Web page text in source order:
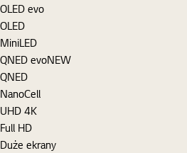
OLED evo
OLED
MiniLED
QNED evoNEW
QNED
NanoCell
UHD 4K
Full HD
Duże ekrany